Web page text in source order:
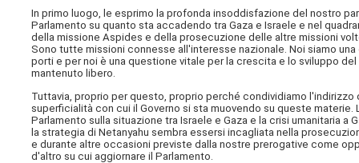
In primo luogo, le esprimo la profonda insoddisfazione del nostro
Parlamento su quanto sta accadendo tra Gaza e Israele e nel
della missione Aspides e della prosecuzione delle altre missioni
Sono tutte missioni connesse all'interesse nazionale. Noi siamo
porti e per noi è una questione vitale per la crescita e lo sviluppo
mantenuto libero.
Tuttavia, proprio per questo, proprio perché condividiamo
superficialità con cui il Governo si sta muovendo su queste
Parlamento sulla situazione tra Israele e Gaza e la crisi umanitaria
la strategia di Netanyahu sembra essersi incagliata nella
e durante altre occasioni previste dalla nostre prerogative come
d'altro su cui aggiornare il Parlamento.